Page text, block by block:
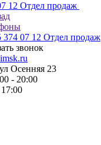
12 Отдел продаж
374 07 12 Отдел продаж
звонок
Осенняя 23
- 20:00